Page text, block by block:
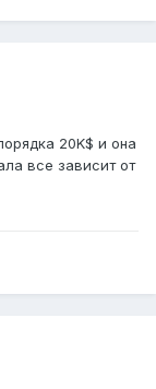
20K$ и она
все зависит от